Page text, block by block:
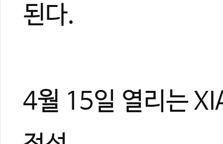
된다.
4월 15일 열리는